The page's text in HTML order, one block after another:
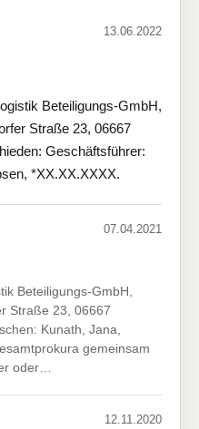
13.06.2022
Beteiligungs-GmbH,
Straße 23, 06667
Geschäftsführer:
*XX.XX.XXXX.
07.04.2021
Beteiligungs-GmbH,
Straße 23, 06667
Kunath, Jana,
gemeinsam
oder…
12.11.2020